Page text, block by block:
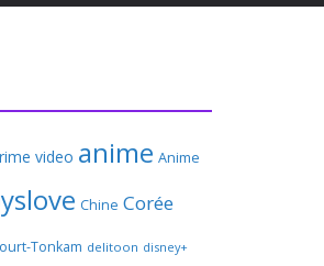
video anime Anime
Chine Corée
Tonkam delitoon disney+